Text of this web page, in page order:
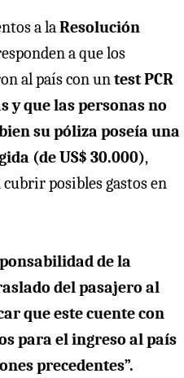
a laResolución
a que los
al país con untest PCR
y que las personas no
su póliza poseía una
(de US$ 30.000),
posibles gastos en
de la
del pasajero al
que este cuente con
para el ingreso al país
precedentes”.